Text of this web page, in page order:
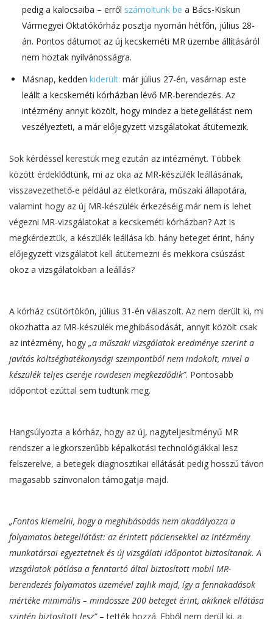
pedig a kalocsaiba – erről számoltunk be a Bács-Kiskun
Vármegyei Oktatókórház posztja nyomán hétfőn, július 28-
án. Pontos dátumot az új kecskeméti MR üzembe állításáról
nem hoztak nyilvánosságra.
Másnap, kedden kiderült: már július 27-én, vasárnap este
leállt a kecskeméti kórházban lévő MR-berendezés. Az
intézmény annyit közölt, hogy mindez a betegellátást nem
veszélyezteti, a már előjegyzett vizsgálatokat átütemezik.
Sok kérdéssel kerestük meg ezután az intézményt. Többek
között érdeklődtünk, mi az oka az MR-készülék leállásának,
visszavezethető-e például az életkorára, műszaki állapotára,
valamint hogy az új MR-készülék érkezéséig már nem is lehet
végezni MR-vizsgálatokat a kecskeméti kórházban? Azt is
megkérdeztük, a készülék leállása kb. hány beteget érint, hány
előjegyzett vizsgálatot kell átütemezni és mekkora csúszást
okoz a vizsgálatokban a leállás?
A kórház csütörtökön, július 31-én válaszolt. Az nem derült ki, mi
okozhatta az MR-készülék meghibásodását, annyit közölt csak
az intézmény, hogy „a műszaki vizsgálatok eredménye szerint a
javítás költséghatékonysági szempontból nem indokolt, mivel a
készülék teljes cseréje rövidesen megkezdődik”. Pontosabb
időpontot ezúttal sem tudtunk meg.
Hangsúlyozta a kórház, hogy az új, nagyteljesítményű MR
rendszer a legkorszerűbb képalkotási technológiákkal lesz
felszerelve, a betegek diagnosztikai ellátását pedig hosszú távon
magasabb színvonalon támogatja majd.
„Fontos kiemelni, hogy a meghibásodás nem akadályozza a
folyamatos betegellátást: az érintett páciensekkel az intézmény
munkatársai egyeztetnek és új vizsgálati időpontot biztosítanak. A
vizsgálatok pótlása a fenntartó által biztosított mobil MR-
berendezés folyamatos üzemével zajlik majd, így a fennakadások
mértéke minimális – mindössze 200 beteget érint, akiknek ellátása
szintén biztosított lesz”– tették hozzá. Ebből nem derül ki, a